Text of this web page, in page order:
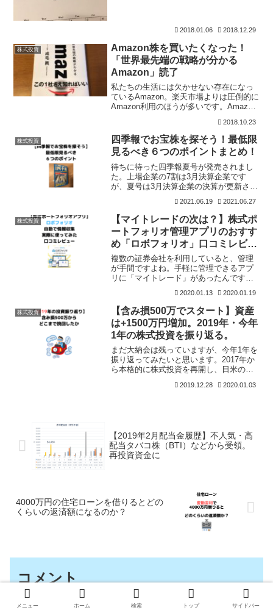
2018.01.06 2018.12.29
株式投資
Amazon株を買いたくなった！
「世界最先端の戦略が分かる
Amazon」読了
私たちの生活には欠かせない存在になっ
ているAmazon。楽天市場よりは圧倒的に
Amazon利用のほうが多いです。Amazon
かで、Amazonに投資してみようと思いつ
つ、株価の高さを躊躇していました。そ
ん
2018.10.23
株式投資
四季報でお宝株を探そう！最低限
見るべき６つのポイントまとめ！
待ちに待った四季報夏号が発売されまし
た。上場企業の7割は3月決算企業です
が、夏号は3月決算企業の決算が更新さ
れる号ですので、注目の号となります
ね。来期予想も見ながら、投資銘柄を探
すことができるので、選ぶ楽
2021.06.19 2021.06.27
株式投資
【マイトレードの次は？】株式ポ
ートフォリオ管理アプリのおすす
め「ロボフォリオ」口コミレビュ
ー
複数の証券会社を利用していると、管理
が手間ですよね。手軽に管理できるアプ
リに「マイトレード」があったんです
Yahoo！ファイナンスでも管理はできる
んですが、いちいち入力するのが手間だ
なと思っていたんです。
2020.01.13 2020.01.19
株式投資
【含み損500万でスタート】資産
は+1500万円増加。2019年・今年
1年の株式投資を振り返る。
まだ大納会は残っていますが、今年1年を
振り返ってみたいと思います。2017年か
ら本格的に株式投資を再開し、日米の高
目し、配当再投資によるキャッシュフロ
2019.12.28 2020.01.03
【2019年2月配当金履歴】不人気・高
配当タバコ株（BTI）などから受領。
再投資資金に
4000万円の住宅ローンを借りるとどの
くらいの返済額になるのか？
コメント
メニュー ホーム 検索 トップ サイドバー